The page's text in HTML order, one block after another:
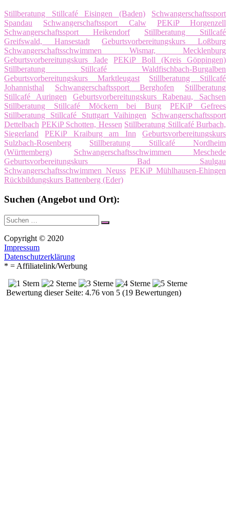
Stillberatung Stillcafé Eisingen (Baden)
Schwangerschaftssport
Spandau
Schwangerschaftssport Calw
PEKiP Horgenzell
Schwangerschaftssport Heikendorf
Stillberatung Stillcafé
Greifswald, Hansestadt
Geburtsvorbereitungskurs Loßburg
Schwangerschaftsschwimmen Wismar, Mecklenburg
Geburtsvorbereitungskurs Jade
PEKiP Boll (Kreis Göppingen)
Stillberatung Stillcafé Waldfischbach-Burgalben
Geburtsvorbereitungskurs Marktleugast
Stillberatung Stillcafé
Johannisthal
Schwangerschaftssport Berghofen
Stillberatung
Stillcafé Auringen
Geburtsvorbereitungskurs Rabenau, Sachsen
Stillberatung Stillcafé Möckern bei Burg
PEKiP Gefrees
Stillberatung Stillcafé Stuttgart Vaihingen
Schwangerschaftssport
Dettelbach PEKiP Schotten, Hessen Stillberatung Stillcafé Burbach,
Siegerland
PEKiP Kraiburg am Inn
Geburtsvorbereitungskurs
Sulzbach-Rosenberg
Stillberatung Stillcafé Nordheim
(Württemberg)
Schwangerschaftsschwimmen Meschede
Geburtsvorbereitungskurs Bad Saulgau
Schwangerschaftsschwimmen Neuss PEKiP Mühlhausen-Ehingen
Rückbildungskurs Battenberg (Eder)
Suchen (Angebot und Ort):
Suche
nach:
Suchen
Copyright © 2020
Impressum
Datenschutzerklärung
* = Affiliatelink/Werbung
Bewertung dieser Seite: 4.76 von 5 (19 Bewertungen)